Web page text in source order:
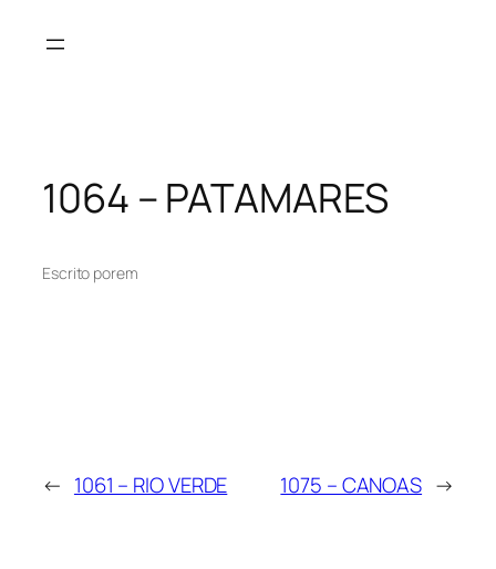
para
1064 – PATAMARES
Escrito porem
← 1061 – RIO VERDE 1075 – CANOAS →